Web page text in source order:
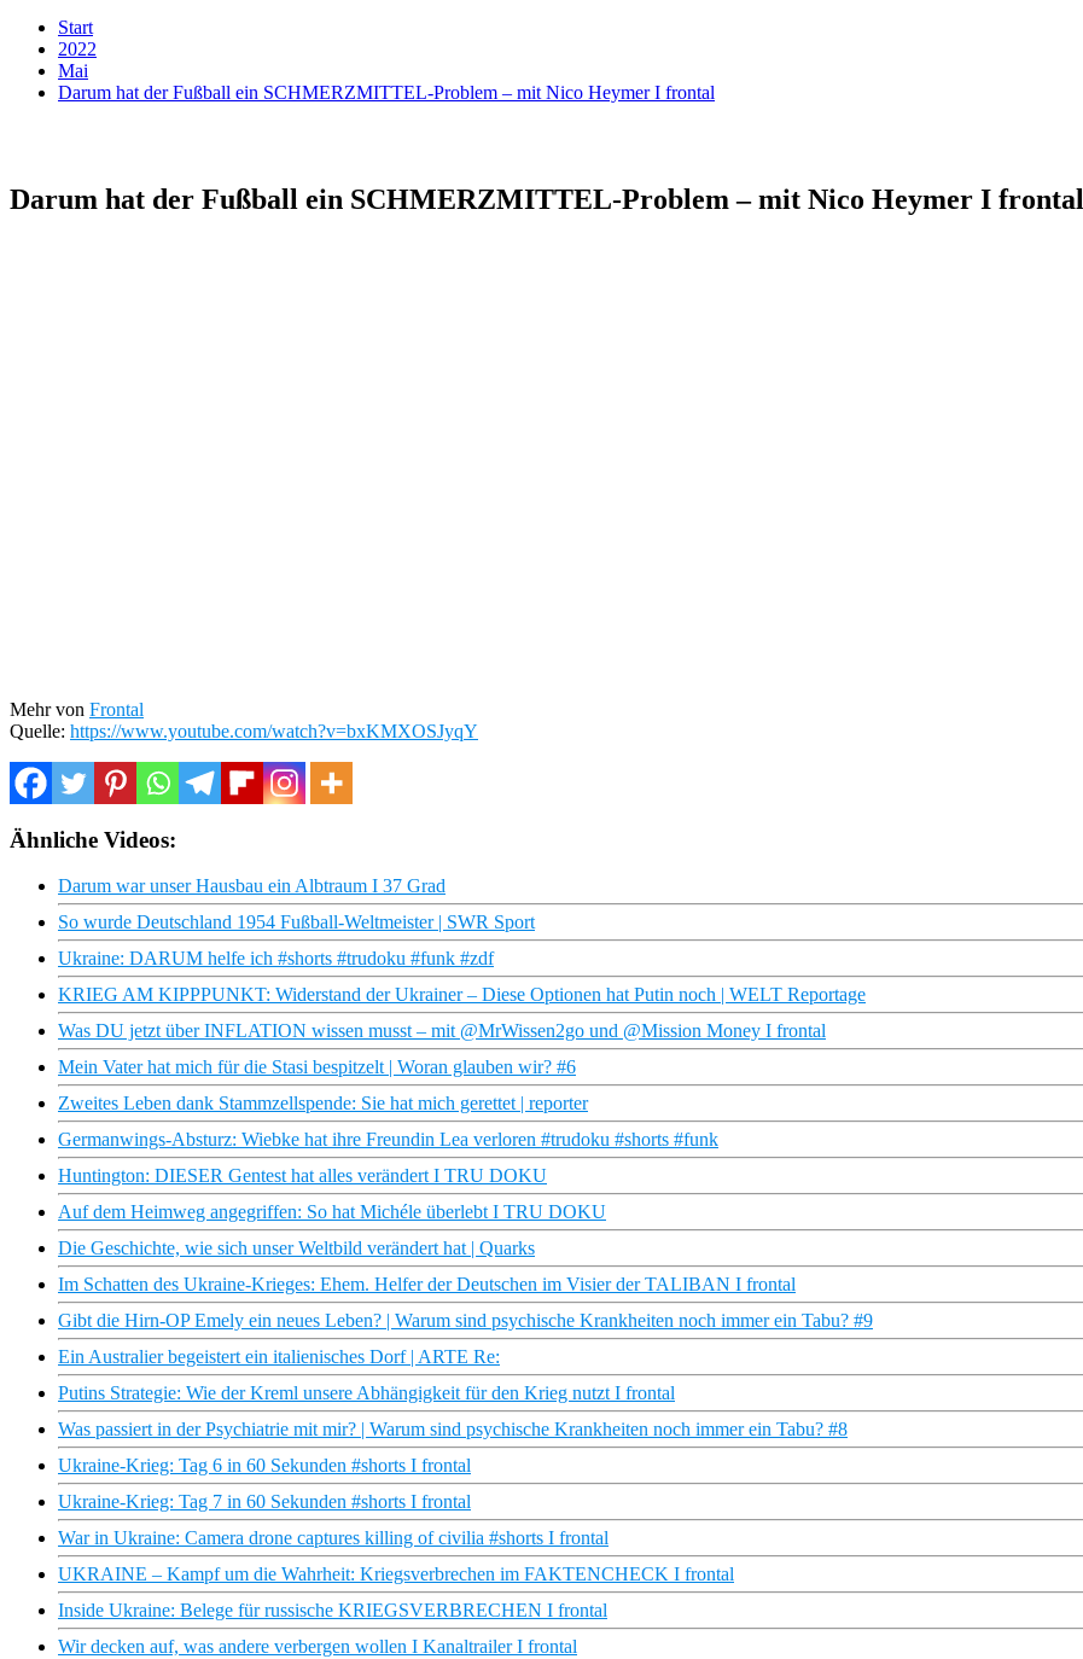
Start
2022
Mai
Darum hat der Fußball ein SCHMERZMITTEL-Problem – mit Nico Heymer I frontal
Darum hat der Fußball ein SCHMERZMITTEL-Problem – mit Nico Heymer I frontal
Mehr von Frontal
Quelle: https://www.youtube.com/watch?v=bxKMXOSJyqY
Ähnliche Videos:
Darum war unser Hausbau ein Albtraum I 37 Grad
So wurde Deutschland 1954 Fußball-Weltmeister | SWR Sport
Ukraine: DARUM helfe ich #shorts #trudoku #funk #zdf
KRIEG AM KIPPPUNKT: Widerstand der Ukrainer – Diese Optionen hat Putin noch | WELT Reportage
Was DU jetzt über INFLATION wissen musst – mit @MrWissen2go und @Mission Money I frontal
Mein Vater hat mich für die Stasi bespitzelt | Woran glauben wir? #6
Zweites Leben dank Stammzellspende: Sie hat mich gerettet | reporter
Germanwings-Absturz: Wiebke hat ihre Freundin Lea verloren #trudoku #shorts #funk
Huntington: DIESER Gentest hat alles verändert I TRU DOKU
Auf dem Heimweg angegriffen: So hat Michéle überlebt I TRU DOKU
Die Geschichte, wie sich unser Weltbild verändert hat | Quarks
Im Schatten des Ukraine-Krieges: Ehem. Helfer der Deutschen im Visier der TALIBAN I frontal
Gibt die Hirn-OP Emely ein neues Leben? | Warum sind psychische Krankheiten noch immer ein Tabu? #9
Ein Australier begeistert ein italienisches Dorf | ARTE Re:
Putins Strategie: Wie der Kreml unsere Abhängigkeit für den Krieg nutzt I frontal
Was passiert in der Psychiatrie mit mir? | Warum sind psychische Krankheiten noch immer ein Tabu? #8
Ukraine-Krieg: Tag 6 in 60 Sekunden #shorts I frontal
Ukraine-Krieg: Tag 7 in 60 Sekunden #shorts I frontal
War in Ukraine: Camera drone captures killing of civilia #shorts I frontal
UKRAINE – Kampf um die Wahrheit: Kriegsverbrechen im FAKTENCHECK I frontal
Inside Ukraine: Belege für russische KRIEGSVERBRECHEN I frontal
Wir decken auf, was andere verbergen wollen I Kanaltrailer I frontal